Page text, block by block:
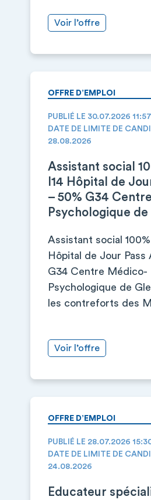
Voir l’offre
OFFRE D’EMPLOI
PUBLIÉ LE 30.07.2026 11:57
DATE DE LIMITE DE
28.08.2026
Assistant social
I14 Hôpital de
– 50% G34
Psychologique de
Assistant social 100%
Hôpital de Jour Pass
G34 Centre Médico-
Psychologique de
les contreforts des
Voir l’offre
OFFRE D’EMPLOI
PUBLIÉ LE 28.07.2026
DATE DE LIMITE DE
24.08.2026
Educateur